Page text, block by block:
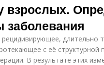
взрослых.
заболевания
длительно
с её структурной
В результате этих